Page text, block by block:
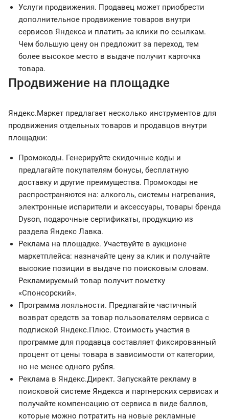
Услуги продвижения. Продавец может приобрести
дополнительное продвижение товаров внутри
сервисов Яндекса и платить за клики по ссылкам.
Чем большую цену он предложит за переход, тем
более высокое место в выдаче получит карточка
товара.
Продвижение на площадке
Яндекс.Маркет предлагает несколько инструментов для
продвижения отдельных товаров и продавцов внутри
площадки:
Промокоды. Генерируйте скидочные коды и
предлагайте покупателям бонусы, бесплатную
доставку и другие преимущества. Промокоды не
распространяются на: aлкоголь, системы нагревания,
электронные испарители и аксессуары, товары бренда
Dyson, подарочные сертификаты, продукцию из
раздела Яндекс Лавка.
Реклама на площадке. Участвуйте в аукционе
маркетплейса: назначайте цену за клик и получайте
высокие позиции в выдаче по поисковым словам.
Рекламируемый товар получит пометку
«Спонсорский».
Программа лояльности. Предлагайте частичный
возврат средств за товар пользователям сервиса с
подпиской Яндекс.Плюс. Стоимость участия в
программе для продавца составляет фиксированный
процент от цены товара в зависимости от категории,
но не менее одного рубля.
Реклама в Яндекс.Директ. Запускайте рекламу в
поисковой системе Яндекса и партнерских сервисах и
получайте компенсацию от сервиса в виде баллов,
которые можно потратить на новые рекламные